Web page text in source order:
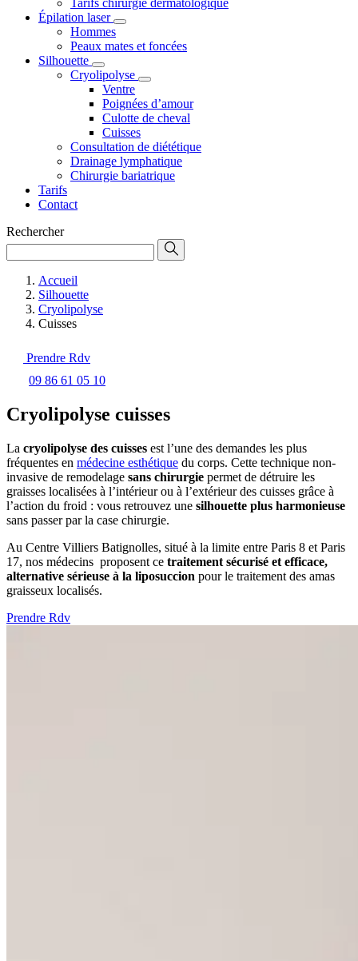
Épilation laser
Hommes
Peaux mates et foncées
Silhouette
Cryolipolyse
Ventre
Poignées d’amour
Culotte de cheval
Cuisses
Consultation de diététique
Drainage lymphatique
Chirurgie bariatrique
Tarifs
Contact
Rechercher
Accueil
Silhouette
Cryolipolyse
Cuisses
Prendre Rdv
09 86 61 05 10
Cryolipolyse cuisses
La cryolipolyse des cuisses est l’une des demandes les plus
fréquentes en médecine esthétique du corps. Cette technique non-
invasive de remodelage sans chirurgie permet de détruire les
graisses localisées à l’intérieur ou à l’extérieur des cuisses grâce à
l’action du froid : vous retrouvez une silhouette plus harmonieuse
sans passer par la case chirurgie.
Au Centre Villiers Batignolles, situé à la limite entre Paris 8 et Paris
17, nos médecins proposent ce traitement sécurisé et efficace,
alternative sérieuse à la liposuccion pour le traitement des amas
graisseux localisés.
Prendre Rdv